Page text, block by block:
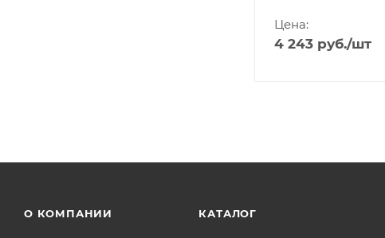
Цена:
4 243 руб./шт
О КОМПАНИИ КАТАЛОГ